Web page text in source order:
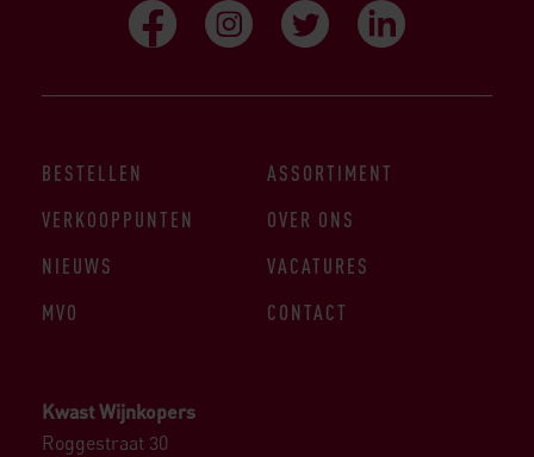
Kwast Wijnkopers
Roggestraat 30
BESTELLEN
ASSORTIMENT
VERKOOPPUNTEN
OVER ONS
NIEUWS
VACATURES
MVO
CONTACT